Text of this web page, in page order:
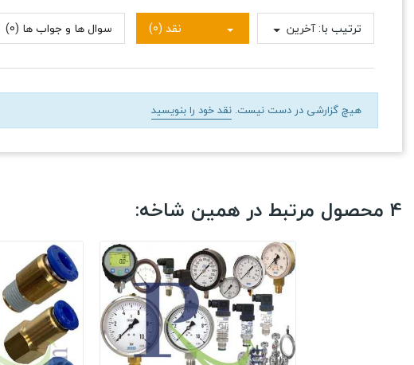
نقد (0) سوال ها و جواب ها (0) ترتیب با:آخرین
هیچ گزارشی در دست نیست. نقد خود را بنویسید
4 محصول مرتبط در همین شاخه: